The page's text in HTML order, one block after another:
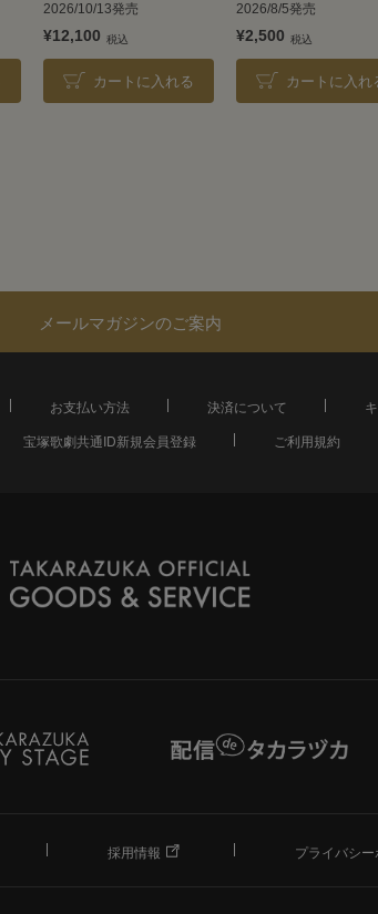
2026/10/13発売
¥12,100
カートに入れる
2026/8/5発売
¥2,500
カートに入れ
メールマガジンのご案内
お支払い方法 決済について
宝塚歌劇共通ID新規会員登録 ご利用規約
採用情報 プライバシ